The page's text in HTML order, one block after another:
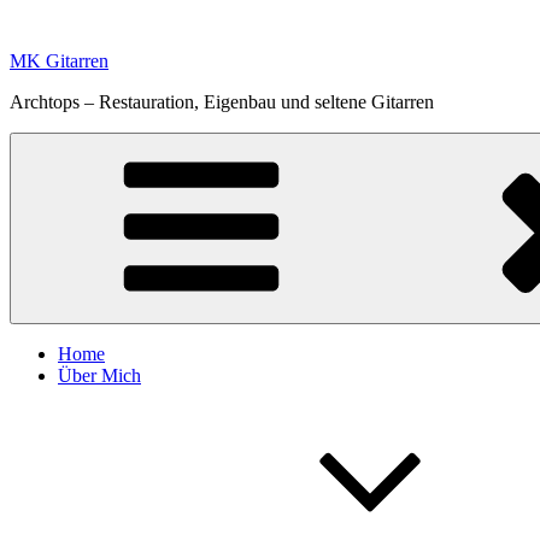
springen
MK Gitarren
Archtops – Restauration, Eigenbau und seltene Gitarren
Home
Über Mich